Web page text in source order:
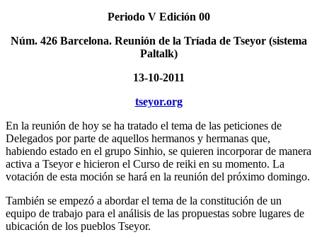
Periodo V Edición 00
Núm. 426 Barcelona. Reunión de la Tríada de Tseyor (sistema
Paltalk)
13-10-2011
tseyor.org
En la reunión de hoy se ha tratado el tema de las peticiones de
Delegados por parte de aquellos hermanos y hermanas que,
habiendo estado en el grupo Sinhio, se quieren incorporar de manera
activa a Tseyor e hicieron el Curso de reiki en su momento. La
votación de esta moción se hará en la reunión del próximo domingo.
También se empezó a abordar el tema de la constitución de un
equipo de trabajo para el análisis de las propuestas sobre lugares de
ubicación de los pueblos Tseyor.